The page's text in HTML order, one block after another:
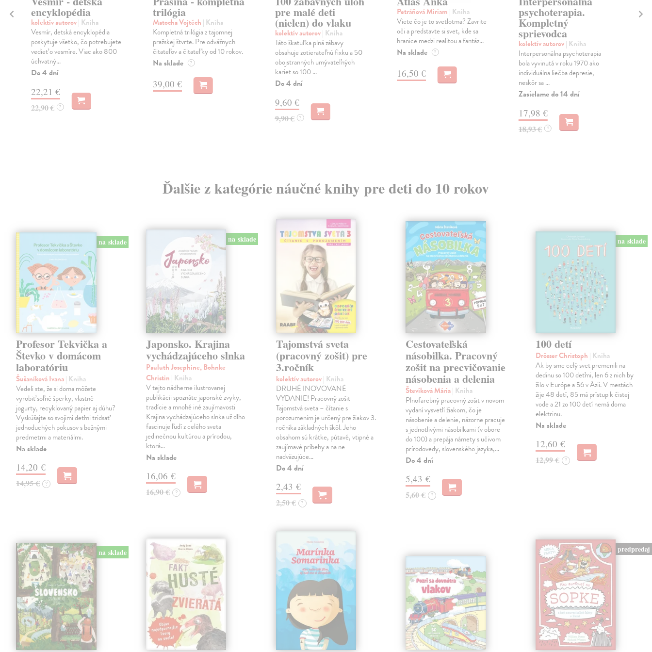
encyklopédia
kolektív autorov| Kniha
Vesmír, detská encyklopédia
poskytuje všetko, čo potrebujete
vedieť o vesmíre. Viac ako 800
úchvatný...
Do 4 dní
22,21 €
22,90 € ?
trilógia
Matocha Vojtěch | Kniha
Kompletná trilógia z tajomnej
pražskej štvrte. Pre odvážnych
čitateľov a čitateľky od 10 rokov.
Na sklade ?
39,00 €
pre malé deti
(nielen) do vlaku
kolektív autorov| Kniha
Táto škatuľka plná zábavy
obsahuje zotierateľnú fixku a 50
obojstranných umývateľných
kariet so 100 ...
Do 4 dní
9,60 €
9,90 € ?
Petráňová Miriam | Kniha
Viete čo je to svetlotma? Zavrite
oči a predstavte si svet, kde sa
hranice medzi realitou a fantáz...
Na sklade ?
16,50 €
psychoterapia.
Kompletný
sprievodca
kolektív autorov| Kniha
Interpersonálna psychoterapia
bola vyvinutá v roku 1970 ako
individuálna liečba depresie,
neskôr sa ...
Zasielame do 14 dní
17,98 €
18,93 € ?
Ďalšie z kategórie náučné knihy pre deti do 10 rokov
na sklade
Profesor Tekvička a
Števko v domácom
laboratóriu
Šušaníková Ivana| Kniha
Vedeli ste, že si doma môžete
vyrobiť soľné šperky, vlastné
jogurty, recyklovaný papier aj dúhu?
Vyskúšajte so svojimi deťmi tridsať
jednoduchých pokusov s bežnými
predmetmi a materiálmi.
Na sklade
14,20 €
14,95 € ?
na sklade
Japonsko. Krajina
vychádzajúceho slnka
Pauluth Josephine, Bohnke
Christin | Kniha
V tejto nádherne ilustrovanej
publikácii spoznáte japonské zvyky,
tradície a mnohé iné zaujímavosti
Krajina vychádzajúceho slnka už dlho
fascinuje ľudí z celého sveta
jedinečnou kultúrou a prírodou,
ktorá…
Na sklade
16,06 €
16,90 € ?
Tajomstvá sveta
(pracovný zošit) pre
3.ročník
kolektív autorov| Kniha
DRUHÉ INOVOVANÉ
VYDANIE! Pracovný zošit
Tajomstvá sveta – čítanie s
porozumením je určený pre žiakov 3.
ročníka základných škôl. Jeho
obsahom sú krátke, pútavé, vtipné a
zaujímavé príbehy a na ne
nadväzujúce…
Do 4 dní
2,43 €
2,50 € ?
Cestovateľská
násobilka. Pracovný
zošit na precvičovanie
násobenia a delenia
Števíková Mária| Kniha
Plnofarebný pracovný zošit v novom
vydaní vysvetlí žiakom, čo je
násobenie a delenie, názorne pracuje
s jednotlivými násobilkami (v obore
do 100) a prepája námety s učivom
prírodovedy, slovenského jazyka,…
Do 4 dní
5,43 €
5,60 € ?
na sklade
100 detí
Drösser Christoph | Kniha
Ak by sme celý svet premenili na
dedinu so 100 deťmi, len 6 z nich by
žilo v Európe a 56 v Ázii. V mestách
žije 48 detí, 85 má prístup k čistej
vode a 21 zo 100 detí nemá doma
elektrinu.
Na sklade
12,60 €
12,99 € ?
na sklade predpredaj